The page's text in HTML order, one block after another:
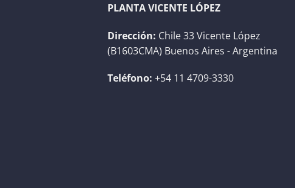
PLANTA VICENTE LÓPEZ
Dirección: Chile 33 Vicente López
(B1603CMA) Buenos Aires - Argentina
Teléfono: +54 11 4709-3330